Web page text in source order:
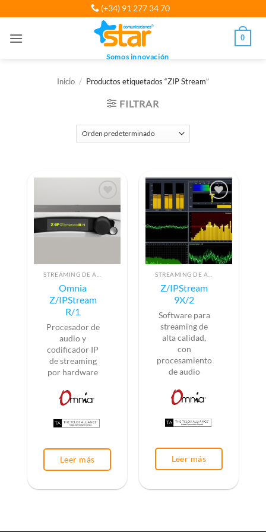
al
(+34) 91 277 34 70
Somos innovación
0
Inicio / Productos etiquetados “ZIP Stream”
FILTRAR
Omnia
Z/IPStream
R/1
Procesador de
audio y
codificador IP
de streaming
por hardware
Leer más
Z/IPStream
9X/2
Software para
streaming de
alta calidad,
con
procesamiento
de audio
Leer más